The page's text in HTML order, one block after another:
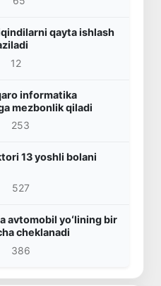
qayta ishlash
12
informatika
mezbonlik qiladi
253
13 yoshli bolani
527
avtomobil yoʻlining bir
cheklanadi
386